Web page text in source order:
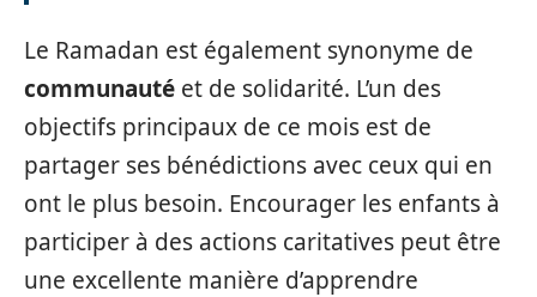
Le Ramadan est également synonyme de
communauté et de solidarité. L’un des
objectifs principaux de ce mois est de
partager ses bénédictions avec ceux qui en
ont le plus besoin. Encourager les enfants à
participer à des actions caritatives peut être
une excellente manière d’apprendre